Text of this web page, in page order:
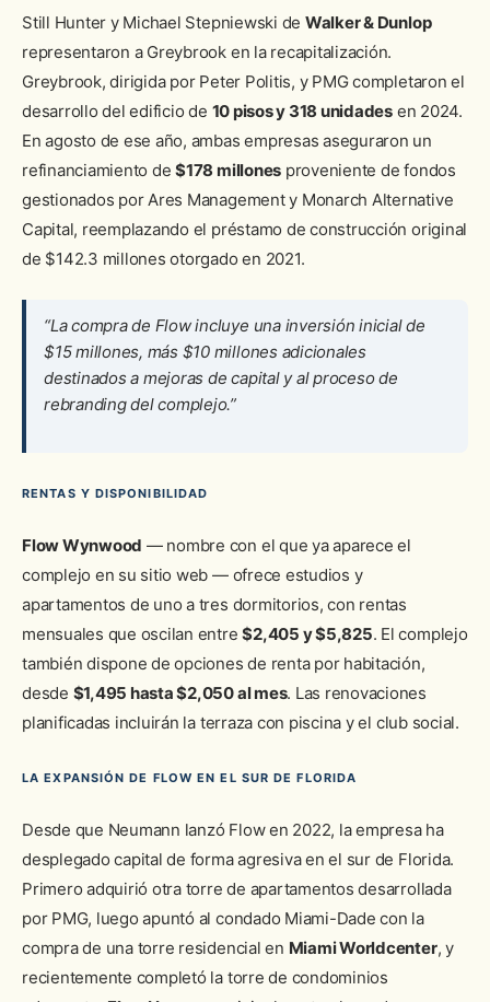
Still Hunter y Michael Stepniewski de Walker & Dunlop
representaron a Greybrook en la recapitalización.
Greybrook, dirigida por Peter Politis, y PMG completaron el
desarrollo del edificio de 10 pisos y 318 unidades en 2024.
En agosto de ese año, ambas empresas aseguraron un
refinanciamiento de$178 millones proveniente de fondos
gestionados por Ares Management y Monarch Alternative
Capital, reemplazando el préstamo de construcción original
de $142.3 millones otorgado en 2021.
“La compra de Flow incluye una inversión inicial de
$15 millones, más $10 millones adicionales
destinados a mejoras de capital y al proceso de
rebranding del complejo.”
RENTAS Y DISPONIBILIDAD
Flow Wynwood — nombre con el que ya aparece el
complejo en su sitio web — ofrece estudios y
apartamentos de uno a tres dormitorios, con rentas
mensuales que oscilan entre$2,405 y $5,825. El complejo
también dispone de opciones de renta por habitación,
desde $1,495 hasta $2,050 al mes. Las renovaciones
planificadas incluirán la terraza con piscina y el club social.
LA EXPANSIÓN DE FLOW EN EL SUR DE FLORIDA
Desde que Neumann lanzó Flow en 2022, la empresa ha
desplegado capital de forma agresiva en el sur de Florida.
Primero adquirió otra torre de apartamentos desarrollada
por PMG, luego apuntó al condado Miami-Dade con la
compra de una torre residencial en Miami Worldcenter, y
recientemente completó la torre de condominios